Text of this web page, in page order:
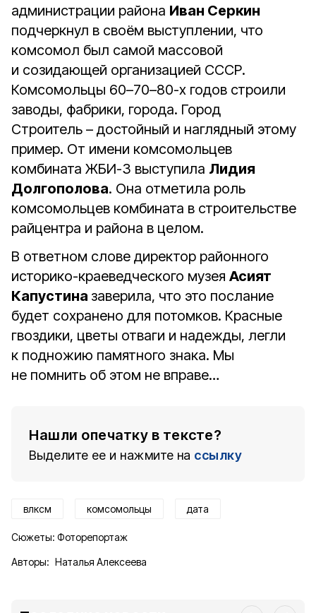
администрации района Иван Серкин
подчеркнул в своём выступлении, что
комсомол был самой массовой
и созидающей организацией СССР.
Комсомольцы 60–70–80-х годов строили
заводы, фабрики, города. Город
Строитель – достойный и наглядный этому
пример. От имени комсомольцев
комбината ЖБИ-3 выступила Лидия
Долгополова. Она отметила роль
комсомольцев комбината в строительстве
райцентра и района в целом.
В ответном слове директор районного
историко-краеведческого музея Асият
Капустина заверила, что это послание
будет сохранено для потомков. Красные
гвоздики, цветы отваги и надежды, легли
к подножию памятного знака. Мы
не помнить об этом не вправе…
Нашли опечатку в тексте?
Выделите ее и нажмите на ссылку
влксм комсомольцы дата
Сюжеты: Фоторепортаж
Авторы: Наталья Алексеева